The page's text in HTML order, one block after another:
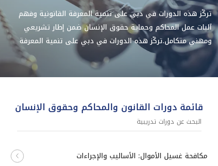
تركّز هذه الدورات في دبي على تنمية المعرفة القانونية وفهم
آليات عمل المحاكم وحماية حقوق الإنسان ضمن إطار تشريعي
ومهني متكامل.تركّز هذه الدورات في دبي على تنمية المعرفة
القانونية وفهم آليات عمل المحاكم وحماية حقوق الإنسان ضمن
إطار تشريعي ومهني متكامل.
قائمة دورات القانون والمحاكم وحقوق الإنسان
مكافحة غسيل الأموال: الأساليب والإجراءات